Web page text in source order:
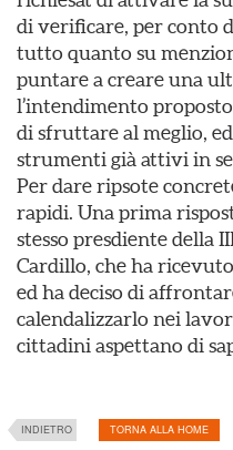
di verificare, per conto
tutto quanto su
puntare a creare una
l’intendimento
di sfruttare al meglio,
strumenti già attivi in
Per dare ripsote
rapidi. Una prima
stesso presdiente della
Cardillo, che ha
ed ha deciso di
calendalizzarlo nei
cittadini aspettano di
INDIETRO TORNA ALLA HOME